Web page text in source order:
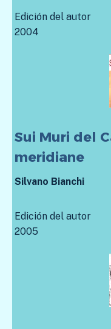
Edición del autor
2004
Sui Muri del
meridiane
Silvano Bianchi
Edición del autor
2005